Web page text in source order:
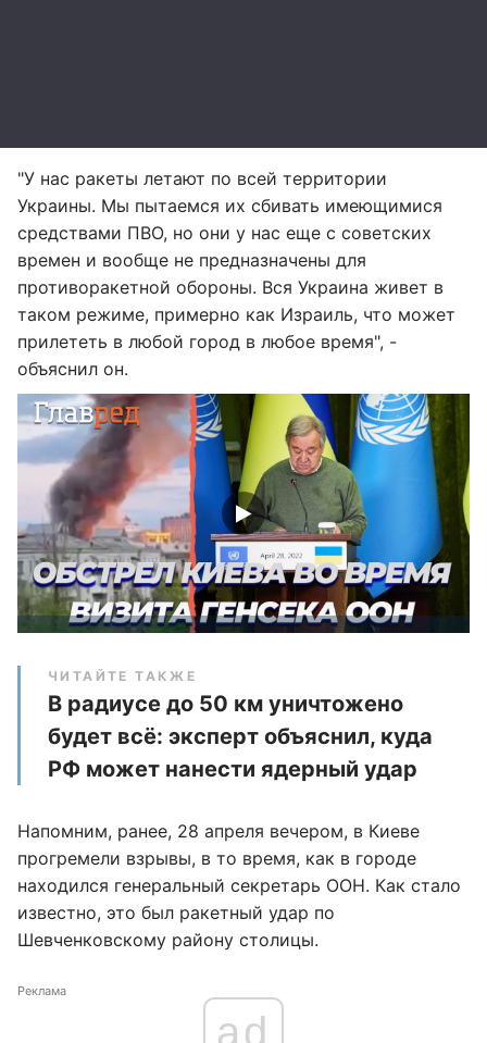
"У нас ракеты летают по всей территории
Украины. Мы пытаемся их сбивать имеющимися
средствами ПВО, но они у нас еще с советских
времен и вообще не предназначены для
противоракетной обороны. Вся Украина живет в
таком режиме, примерно как Израиль, что может
прилететь в любой город в любое время", -
объяснил он.
ЧИТАЙТЕ ТАКЖЕ
В радиусе до 50 км уничтожено
будет всё: эксперт объяснил, куда
РФ может нанести ядерный удар
Напомним, ранее, 28 апреля вечером, в Киеве
прогремели взрывы, в то время, как в городе
находился генеральный секретарь ООН. Как стало
известно, это был ракетный удар по
Шевченковскому району столицы.
Реклама
ad